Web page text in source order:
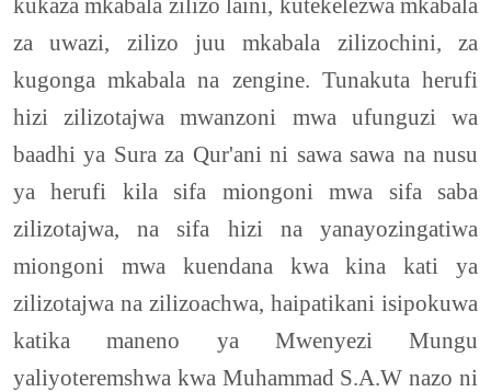
za uwazi, zilizo juu mkabala zilizochini, za
kugonga mkabala na zengine. Tunakuta herufi
hizi zilizotajwa mwanzoni mwa ufunguzi wa
baadhi ya Sura za Qur'ani ni sawa sawa na nusu
ya herufi kila sifa miongoni mwa sifa saba
zilizotajwa, na sifa hizi na yanayozingatiwa
miongoni mwa kuendana kwa kina kati ya
zilizotajwa na zilizoachwa, haipatikani isipokuwa
katika maneno ya Mwenyezi Mungu
yaliyoteremshwa kwa Muhammad S.A.W nazo ni